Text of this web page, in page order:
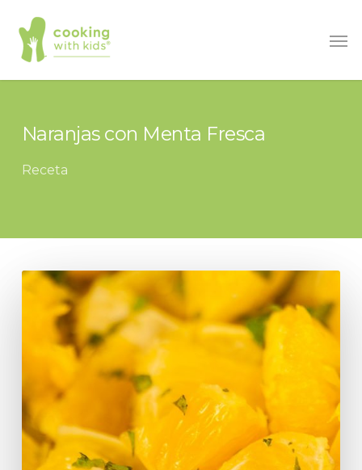
contenido
principal
Naranjas con Menta Fresca
Receta